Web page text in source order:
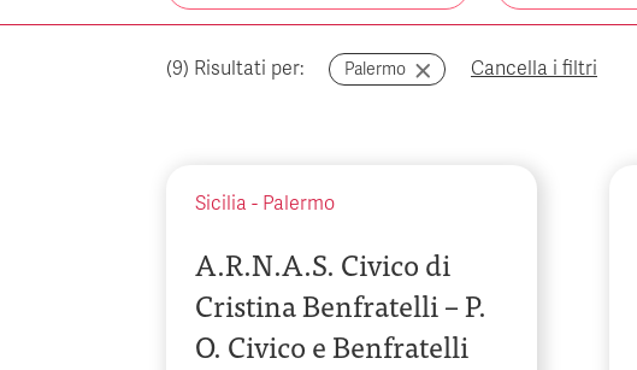
(9) Risultati per: Palermo Cancella i filtri
Sicilia - Palermo
A.R.N.A.S. Civico di
Cristina Benfratelli – P.
O. Civico e Benfratelli